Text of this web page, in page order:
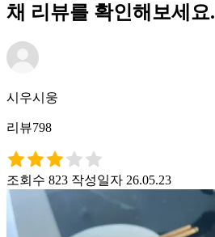
채 리뷰를 확인해보세요.
시우시웅
리뷰798
조회수 823 작성일자 26.05.23